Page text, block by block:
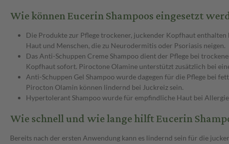
Wie können Eucerin Shampoos eingesetzt
Die Produkte zur Pflege trockener, juckender Kopfhaut
Haut und Menschen, die zu Neurodermitis oder Psoriasis neigen.
Das Anti-Schuppen Creme Shampoo dient der Pflege bei
Kopfhaut sofort. Piroctone Olamine unterstützt zusätzlich bei
Anti-Schuppen Gel Shampoo wurde dagegen für die Pflege bei
Pirocton Olamin können lindernd bei Juckreiz sein.
Hypertolerant Shampoo wurde für empfindliche Haut bei
Wie schnell und wie lange hilft Eucerin
Bereits nach der ersten Anwendung kann es lindernd sein für die